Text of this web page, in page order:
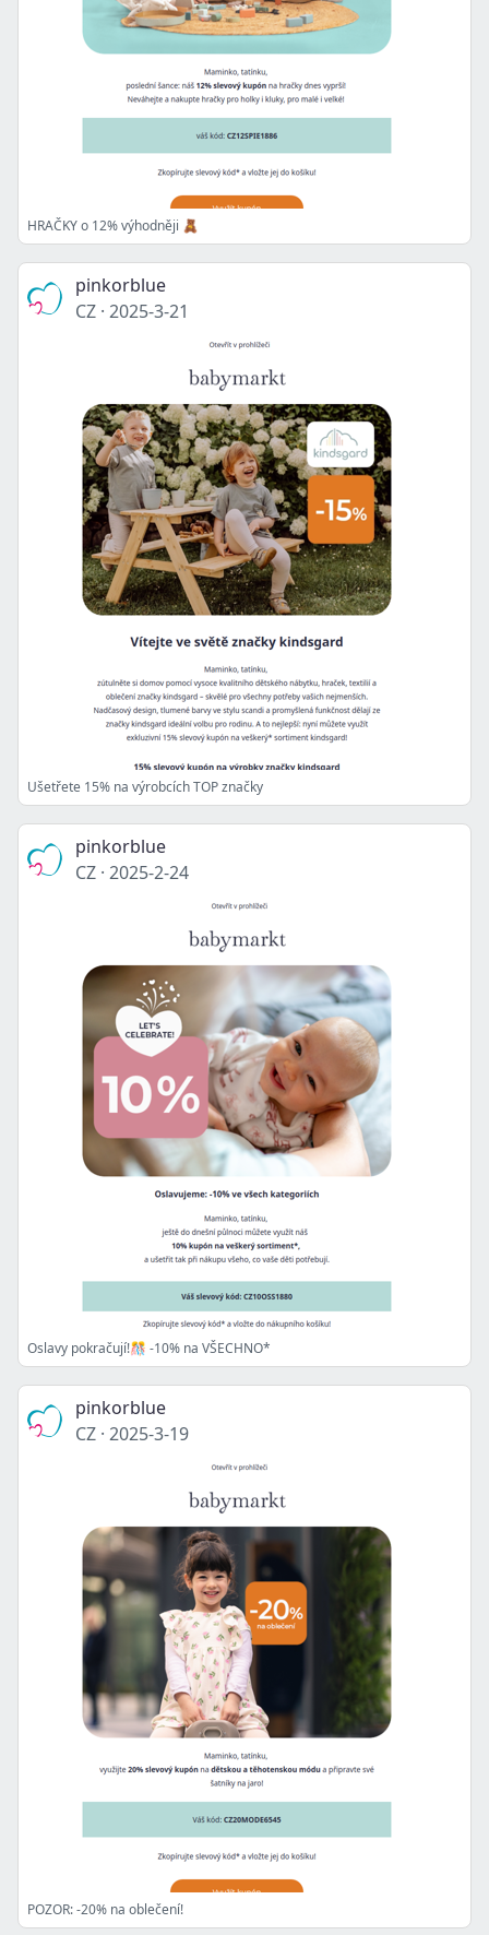
HRAČKY o 12% výhodněji 🧸
pinkorblue
CZ · 2025-3-21
Ušetřete 15% na výrobcích TOP značky
pinkorblue
CZ · 2025-2-24
Oslavy pokračují!🎊 -10% na VŠECHNO*
pinkorblue
CZ · 2025-3-19
POZOR: -20% na oblečení!